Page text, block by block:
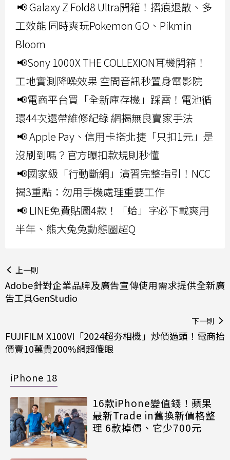
📢 Galaxy Z Fold8 Ultra開箱！摺痕退散、多
工效能 同時爽玩Pokemon GO、Pikmin
Bloom
📢Sony 1000X THE COLLEXION耳機開箱！
工地實測降噪效果 空間音訊秒置身電影院
📢電商平台買「全新庫存機」踩雷！電池循
環44次還帶維修紀錄 網揭無良賣家手法
📢 Apple Pay、信用卡搭北捷「只扣1元」是
沒刷到嗎？官方曝扣款規則秒懂
📢國家級「行動斷網」演習完整指引！NCC
揭3重點：勿用手機處理重要工作
📢 LINE免費貼圖4款！「蛤」字必下載爽用
半年、熊大兔兔動態圖超Q
上一則
Adobe針對企業品牌及廣告宣傳使用需求提供全新廣
告工具GenStudio
下一則
FUJIFILM X100VI「2024超夯相機」炒價過頭！電商抬
價賣10萬貴200%網超傻眼
iPhone 18
16款iPhone變值錢！蘋果
最新Trade in舊換新價格整
理 6款掉價、它少700元